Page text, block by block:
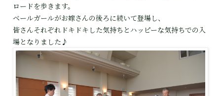
ロードを歩きます。
ベールガールがお嫁さんの後ろに続いて登場し、
皆さんそれぞれドキドキした気持ちとハッピーな気持ちでの入
場となりました♪